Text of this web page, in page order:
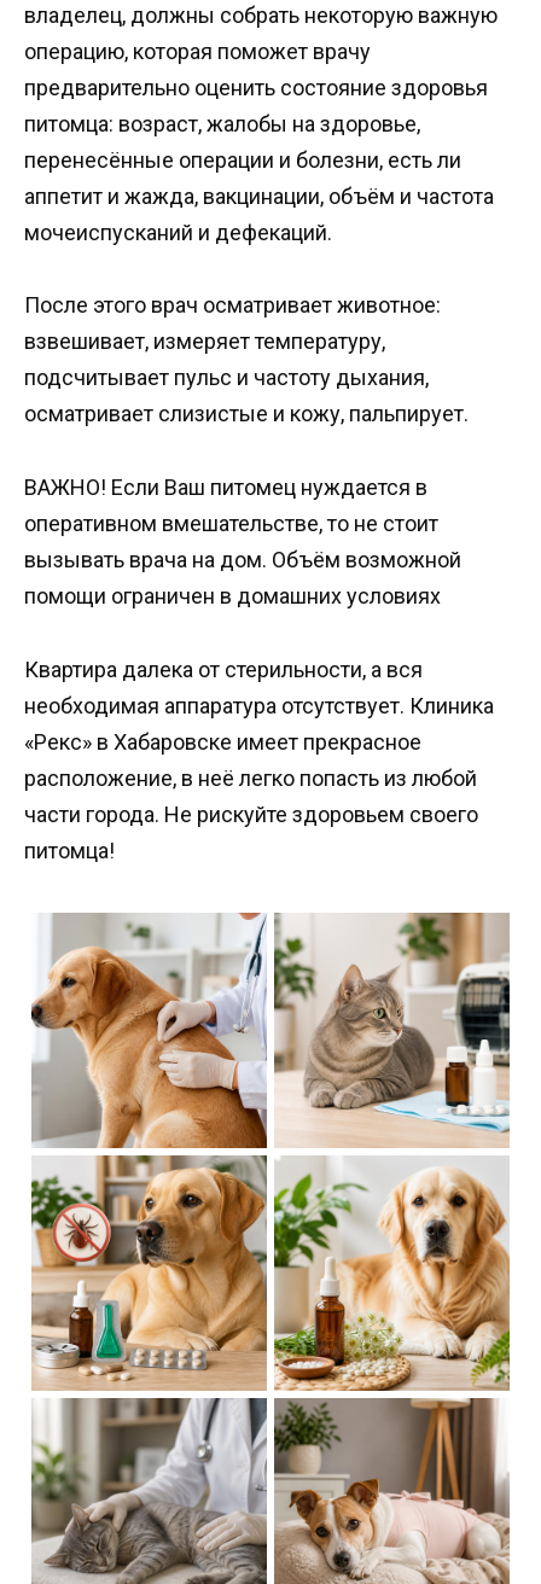
владелец, должны собрать некоторую важную
операцию, которая поможет врачу
предварительно оценить состояние здоровья
питомца: возраст, жалобы на здоровье,
перенесённые операции и болезни, есть ли
аппетит и жажда, вакцинации, объём и частота
мочеиспусканий и дефекаций.
После этого врач осматривает животное:
взвешивает, измеряет температуру,
подсчитывает пульс и частоту дыхания,
осматривает слизистые и кожу, пальпирует.
ВАЖНО! Если Ваш питомец нуждается в
оперативном вмешательстве, то не стоит
вызывать врача на дом. Объём возможной
помощи ограничен в домашних условиях
Квартира далека от стерильности, а вся
необходимая аппаратура отсутствует. Клиника
«Рекс» в Хабаровске имеет прекрасное
расположение, в неё легко попасть из любой
части города. Не рискуйте здоровьем своего
питомца!